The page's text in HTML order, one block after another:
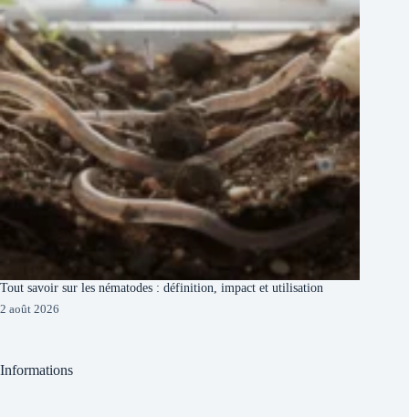
Tout savoir sur les nématodes : définition, impact et utilisation
2 août 2026
Informations